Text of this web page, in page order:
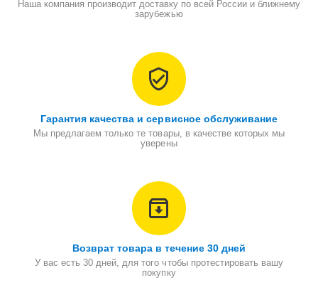
Наша компания производит доставку по всей России и ближнему
зарубежью
Гарантия качества и сервисное обслуживание
Мы предлагаем только те товары, в качестве которых мы
уверены
Возврат товара в течение 30 дней
У вас есть 30 дней, для того чтобы протестировать вашу
покупку